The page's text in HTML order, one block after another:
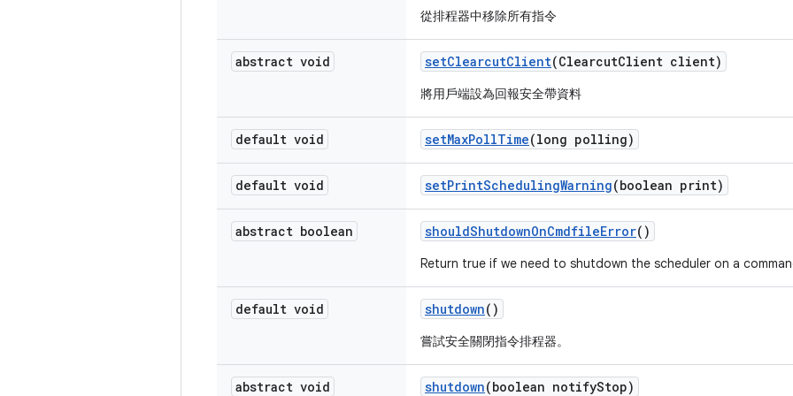
從排程器中移除所有指令
abstract void setClearcutClient(ClearcutClient client)
將用戶端設為回報安全帶資料
default void setMaxPollTime(long polling)
default void setPrintSchedulingWarning(boolean print)
abstract boolean shouldShutdownOnCmdfileError()
Return true if we need to shutdown the scheduler on a
default void shutdown()
嘗試安全關閉指令排程器。
abstract void shutdown(boolean notifyStop)